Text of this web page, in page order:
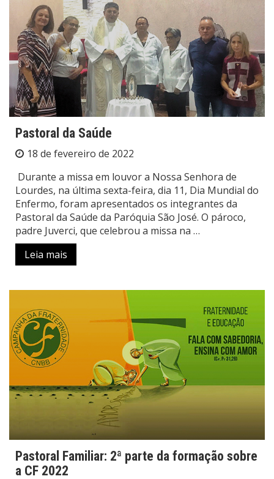
Pastoral da Saúde
18 de fevereiro de 2022
Durante a missa em louvor a Nossa Senhora de
Lourdes, na última sexta-feira, dia 11, Dia Mundial do
Enfermo, foram apresentados os integrantes da
Pastoral da Saúde da Paróquia São José. O pároco,
padre Juverci, que celebrou a missa na …
Leia mais
Pastoral Familiar: 2ª parte da formação sobre
a CF 2022